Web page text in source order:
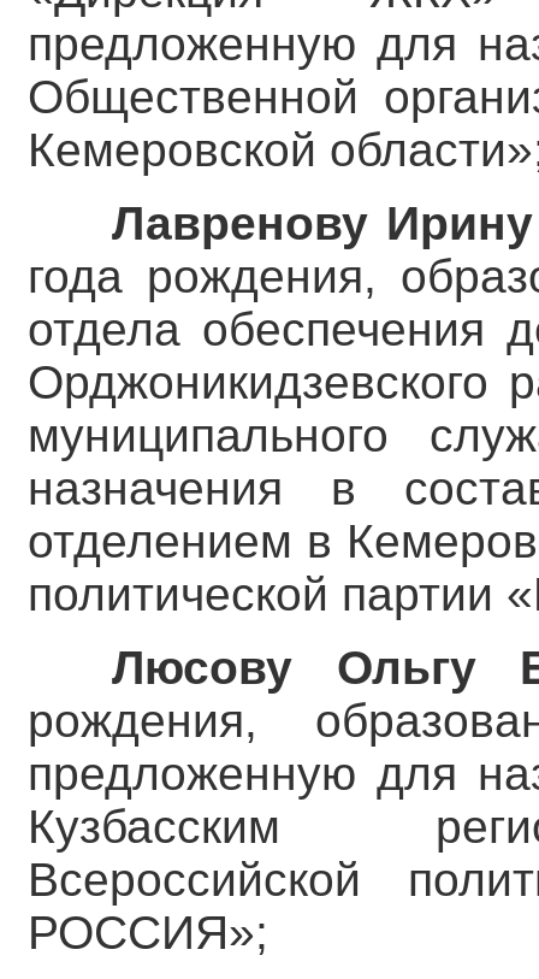
предложенную для
Общественной
Кемеровской
Лавренову
года рождения,
отдела обеспечения
Орджоникидзевского
муниципального
назначения в
отделением в
политической
Люсову Ольгу
рождения,
предложенную для
Кузбасским
Всероссийской
РОССИЯ»;